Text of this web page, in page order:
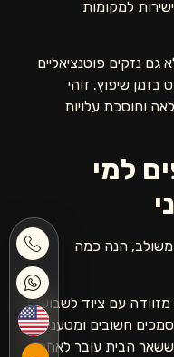
למקומות
נזקים פוטנציאליים
בזמן שיפוץ. זוהי
וחוסכת עלויות
למי
הנה כמה
עם ציוד לשבועיים
חשובים ומטענים).
הבית עובר לאחסון.